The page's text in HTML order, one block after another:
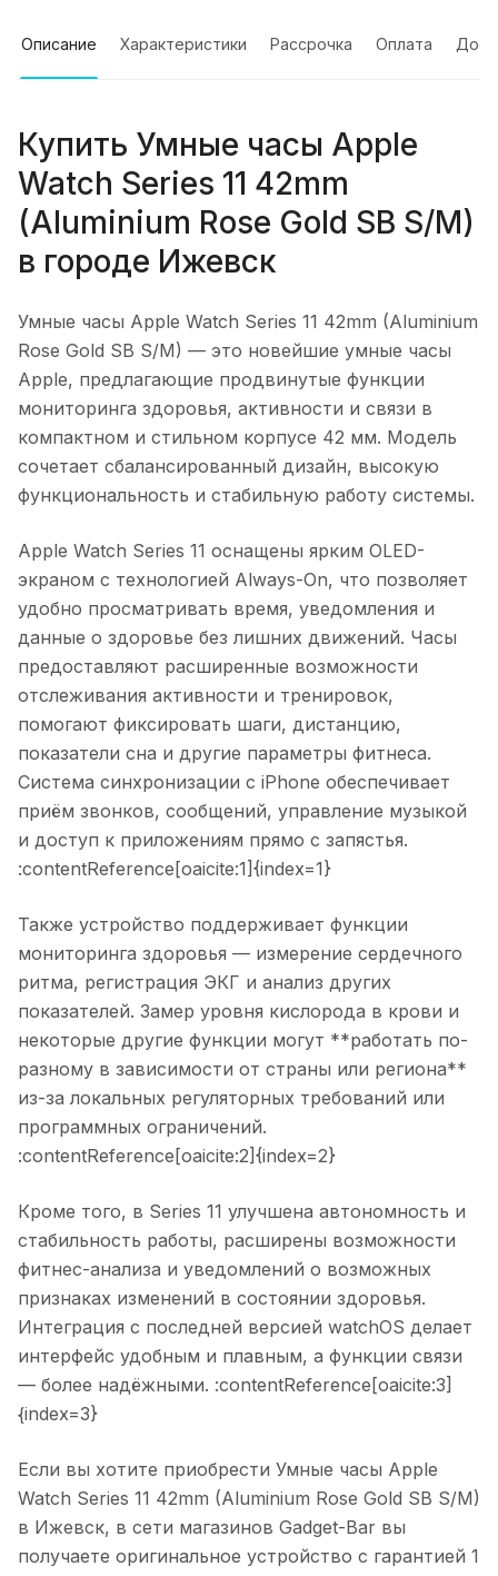
Описание Характеристики Рассрочка Оплата
Купить Умные часы Apple
Watch Series 11 42mm
(Aluminium Rose Gold SB S/M)
в городе Ижевск
Умные часы Apple Watch Series 11 42mm (Aluminium
Rose Gold SB S/M) — это новейшие умные часы
Apple, предлагающие продвинутые функции
мониторинга здоровья, активности и связи в
компактном и стильном корпусе 42 мм. Модель
сочетает сбалансированный дизайн, высокую
функциональность и стабильную работу системы.
Apple Watch Series 11 оснащены ярким OLED-
экраном с технологией Always-On, что позволяет
удобно просматривать время, уведомления и
данные о здоровье без лишних движений. Часы
предоставляют расширенные возможности
отслеживания активности и тренировок,
помогают фиксировать шаги, дистанцию,
показатели сна и другие параметры фитнеса.
Система синхронизации с iPhone обеспечивает
приём звонков, сообщений, управление музыкой
и доступ к приложениям прямо с запястья.
:contentReference[oaicite:1]{index=1}
Также устройство поддерживает функции
мониторинга здоровья — измерение сердечного
ритма, регистрация ЭКГ и анализ других
показателей. Замер уровня кислорода в крови и
некоторые другие функции могут **работать по-
разному в зависимости от страны или региона**
из-за локальных регуляторных требований или
программных ограничений.
:contentReference[oaicite:2]{index=2}
Кроме того, в Series 11 улучшена автономность и
стабильность работы, расширены возможности
фитнес-анализа и уведомлений о возможных
признаках изменений в состоянии здоровья.
Интеграция с последней версией watchOS делает
интерфейс удобным и плавным, а функции связи
— более надёжными. :contentReference[oaicite:3]
{index=3}
Если вы хотите приобрести Умные часы Apple
Watch Series 11 42mm (Aluminium Rose Gold SB S/M)
в Ижевск, в сети магазинов Gadget-Bar вы
получаете оригинальное устройство с гарантией 1